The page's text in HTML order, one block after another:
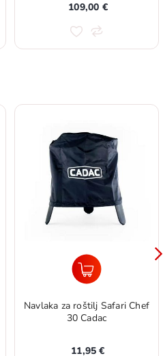
109,00 €
Navlaka za roštilj Safari Chef
30 Cadac
11,95 €